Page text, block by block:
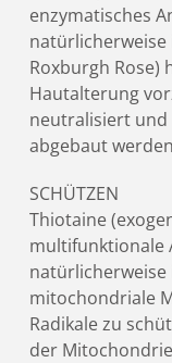
enzymatisches
natürlicherweise
Roxburgh Rose)
Hautalterung
neutralisiert und
abgebaut
SCHÜTZEN
Thiotaine
multifunktionale
natürlicherweise
mitochondriale
Radikale zu
der